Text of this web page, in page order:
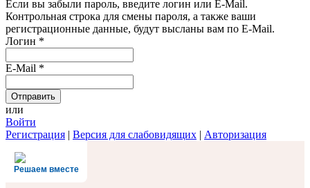
Если вы забыли пароль, введите логин или E-Mail.
Контрольная строка для смены пароля, а также ваши
регистрационные данные, будут высланы вам по E-Mail.
Логин *
E-Mail *
или
Войти
Регистрация | Версия для слабовидящих | Авторизация
Решаем вместе